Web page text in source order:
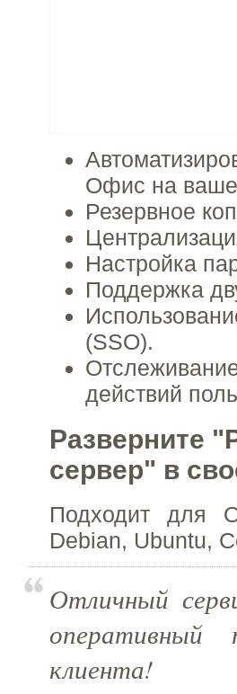
Офис на
Резервное
Настройка
Поддержка
(SSO).
действий
Разверните
сервер" в
Подходит для
Debian, Ubuntu,
Отличный
оперативный
клиента!